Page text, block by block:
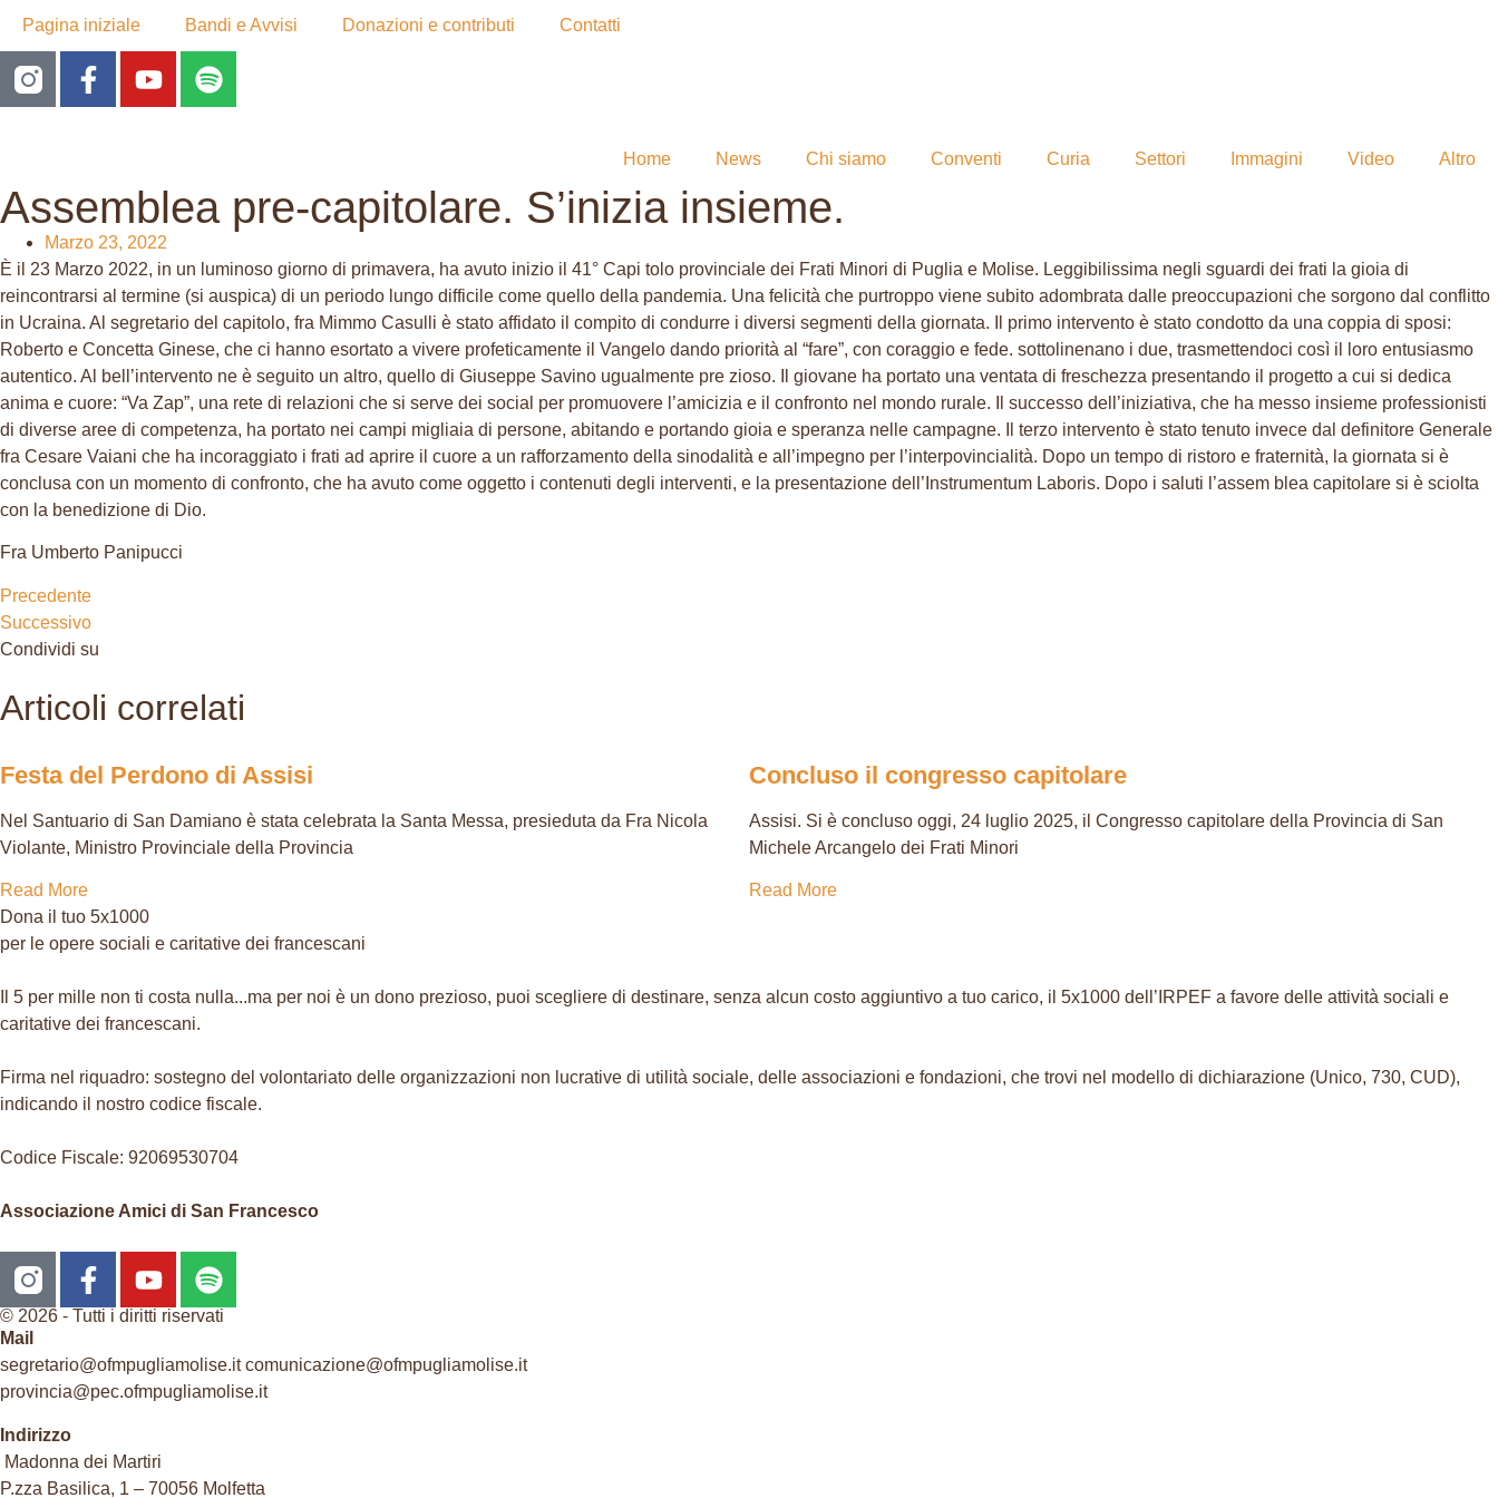
Pagina iniziale Bandi e Avvisi Donazioni e contributi Contatti
Home News Chi siamo Conventi Curia Settori Immagini Video Altro
Assemblea pre-capitolare. S’inizia insieme.
Marzo 23, 2022
È il 23 Marzo 2022, in un luminoso giorno di primavera, ha avuto inizio il 41° Capi tolo provinciale dei Frati Minori di Puglia e Molise. Leggibilissima negli sguardi dei frati la gioia di
reincontrarsi al termine (si auspica) di un periodo lungo difficile come quello della pandemia. Una felicità che purtroppo viene subito adombrata dalle preoccupazioni che sorgono dal conflitto
in Ucraina. Al segretario del capitolo, fra Mimmo Casulli è stato affidato il compito di condurre i diversi segmenti della giornata. Il primo intervento è stato condotto da una coppia di sposi:
Roberto e Concetta Ginese, che ci hanno esortato a vivere profeticamente il Vangelo dando priorità al “fare”, con coraggio e fede. sottolinenano i due, trasmettendoci così il loro entusiasmo
autentico. Al bell’intervento ne è seguito un altro, quello di Giuseppe Savino ugualmente pre zioso. Il giovane ha portato una ventata di freschezza presentando il progetto a cui si dedica
anima e cuore: “Va Zap”, una rete di relazioni che si serve dei social per promuovere l’amicizia e il confronto nel mondo rurale. Il successo dell’iniziativa, che ha messo insieme professionisti
di diverse aree di competenza, ha portato nei campi migliaia di persone, abitando e portando gioia e speranza nelle campagne. Il terzo intervento è stato tenuto invece dal definitore Generale
fra Cesare Vaiani che ha incoraggiato i frati ad aprire il cuore a un rafforzamento della sinodalità e all’impegno per l’interpovincialità. Dopo un tempo di ristoro e fraternità, la giornata si è
conclusa con un momento di confronto, che ha avuto come oggetto i contenuti degli interventi, e la presentazione dell’Instrumentum Laboris. Dopo i saluti l’assem blea capitolare si è sciolta
con la benedizione di Dio.
Fra Umberto Panipucci
Precedente
Successivo
Condividi su
Articoli correlati
Festa del Perdono di Assisi
Nel Santuario di San Damiano è stata celebrata la Santa Messa, presieduta da Fra Nicola
Violante, Ministro Provinciale della Provincia
Read More
Concluso il congresso capitolare
Assisi. Si è concluso oggi, 24 luglio 2025, il Congresso capitolare della Provincia di San
Michele Arcangelo dei Frati Minori
Read More
Dona il tuo 5x1000
per le opere sociali e caritative dei francescani
Il 5 per mille non ti costa nulla...ma per noi è un dono prezioso, puoi scegliere di destinare, senza alcun costo aggiuntivo a tuo carico, il 5x1000 dell’IRPEF a favore delle attività sociali e
caritative dei francescani.
Firma nel riquadro: sostegno del volontariato delle organizzazioni non lucrative di utilità sociale, delle associazioni e fondazioni, che trovi nel modello di dichiarazione (Unico, 730, CUD),
indicando il nostro codice fiscale.
Codice Fiscale: 92069530704
Associazione Amici di San Francesco
© 2026 - Tutti i diritti riservati
Mail
segretario@ofmpugliamolise.it comunicazione@ofmpugliamolise.it
provincia@pec.ofmpugliamolise.it
Indirizzo
Madonna dei Martiri
P.zza Basilica, 1 – 70056 Molfetta